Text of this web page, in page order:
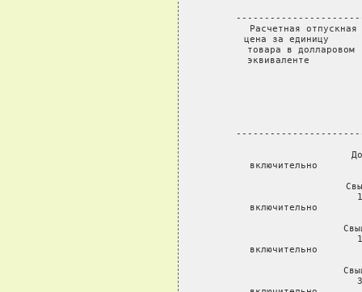
Расчетная
цена за единицу
товара в
эквиваленте
включительно
включительно
включительно